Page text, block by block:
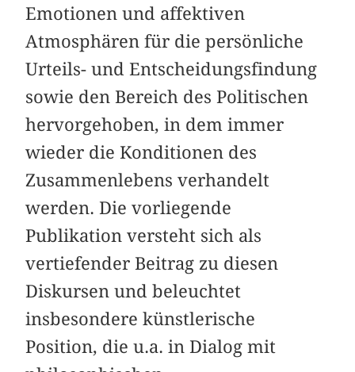
Emotionen und affektiven
Atmosphären für die persönliche
Urteils- und Entscheidungsfindung
sowie den Bereich des Politischen
hervorgehoben, in dem immer
wieder die Konditionen des
Zusammenlebens verhandelt
werden. Die vorliegende
Publikation versteht sich als
vertiefender Beitrag zu diesen
Diskursen und beleuchtet
insbesondere künstlerische
Position, die u.a. in Dialog mit